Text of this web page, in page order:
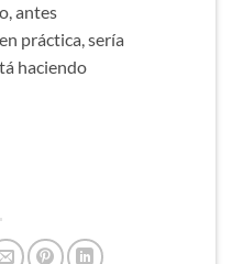
antes
práctica, sería
haciendo